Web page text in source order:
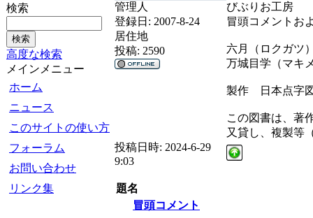
検索
高度な検索
メインメニュー
ホーム
ニュース
このサイトの使い方
フォーラム
お問い合わせ
リンク集
管理人
登録日: 2007-8-24
居住地
投稿: 2590
びぶりお工房
冒頭コメントお
六月（ロクガツ
万城目学（マキ
製作 日本点字
この図書は、著
又貸し、複製等
投稿日時: 2024-6-29
9:03
題名
冒頭コメント